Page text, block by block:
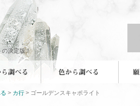
の決定版！
> カ行 > ゴールデンスキャポライト